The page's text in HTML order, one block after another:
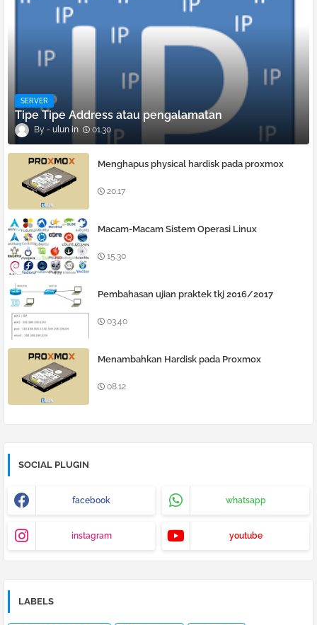
SERVER
Tipe Tipe Address atau pengalamatan
ulun 01.30
Menghapus physical hardisk pada proxmox
20.17
Macam-Macam Sistem Operasi Linux
15.30
Pembahasan ujian praktek tkj 2016/2017
03.40
Menambahkan Hardisk pada Proxmox
08.12
SOCIAL PLUGIN
facebook whatsapp
instagram youtube
LABELS